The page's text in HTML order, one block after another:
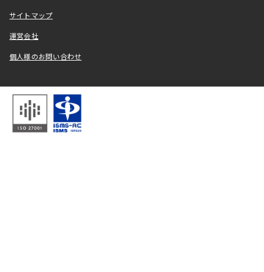
サイトマップ
運営会社
個人様のお問い合わせ